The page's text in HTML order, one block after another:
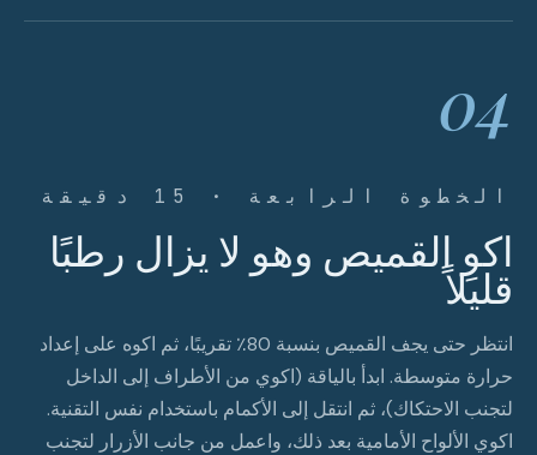
04
الخطوة الرابعة · 15 دقيقة
اكوِ القميص وهو لا يزال رطبًا
قليلاً
انتظر حتى يجف القميص بنسبة 80٪ تقريبًا، ثم اكوه على إعداد
حرارة متوسطة. ابدأ بالياقة (اكوي من الأطراف إلى الداخل
لتجنب الاحتكاك)، ثم انتقل إلى الأكمام باستخدام نفس التقنية.
اكوي الألواح الأمامية بعد ذلك، واعمل من جانب الأزرار لتجنب